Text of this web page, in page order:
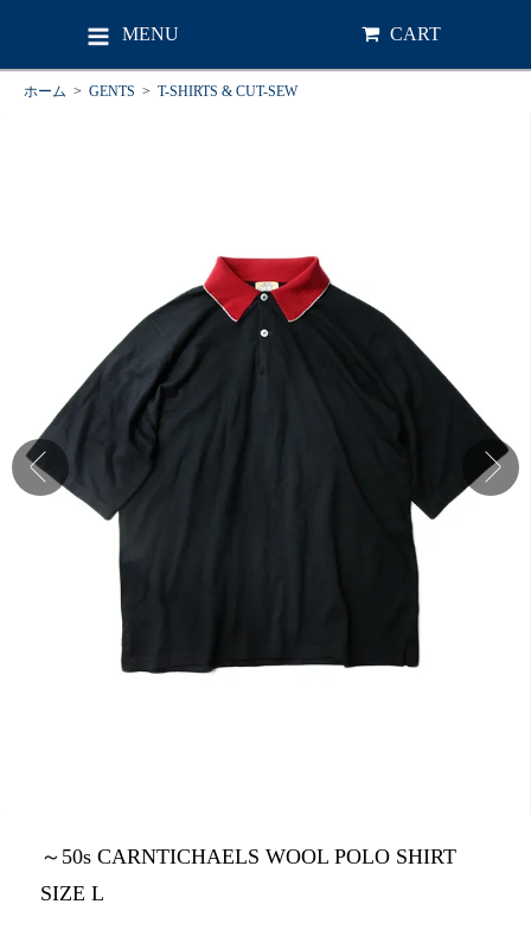
MENU CART
ホーム > GENTS > T-SHIRTS & CUT-SEW
～50s CARNTICHAELS WOOL POLO SHIRT
SIZE L